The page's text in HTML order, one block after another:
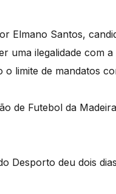
Elmano Santos,
uma ilegalidade com
limite de mandatos
de Futebol da
Desporto deu dois